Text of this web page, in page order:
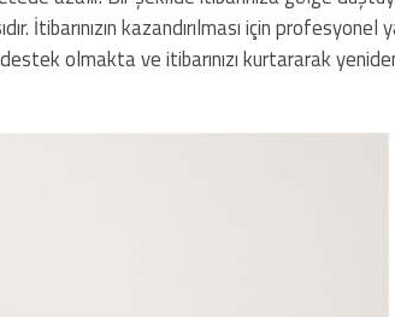
İtibarınızın kazandırılması için profesyonel
olmakta ve itibarınızı kurtararak